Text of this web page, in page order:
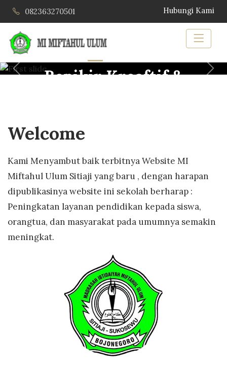
082363270501 Hubungi Kami
Bepikir Kreaftif &
gerbang masa depan.
inovasi.
Itulah yang kami lakukan.
LEARN MORE
Previous
Welcome
Kami Menyambut baik terbitnya Website MI
Miftahul Ulum Sitiaji yang baru , dengan harapan
dipublikasinya website ini sekolah berharap :
Peningkatan layanan pendidikan kepada siswa,
orangtua, dan masyarakat pada umumnya semakin
meningkat.